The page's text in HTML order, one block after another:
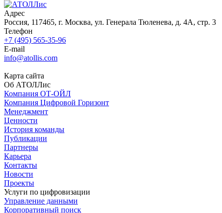
Адрес
Россия, 117465, г. Москва, ул. Генерала Тюленева, д. 4А, стр. 3
Телефон
+7 (495) 565-35-96
E-mail
info@atollis.com
Карта сайта
Об АТОЛЛис
Компания ОТ-ОЙЛ
Компания Цифровой Горизонт
Менеджмент
Ценности
История команды
Публикации
Партнеры
Карьера
Контакты
Новости
Проекты
Услуги по цифровизации
Управление данными
Корпоративный поиск